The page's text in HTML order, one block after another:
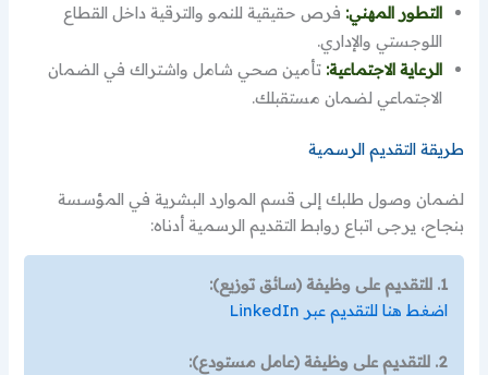
التطور المهني: فرص حقيقية للنمو والترقية داخل القطاع
اللوجستي والإداري.
الرعاية الاجتماعية: تأمين صحي شامل واشتراك في الضمان
الاجتماعي لضمان مستقبلك.
طريقة التقديم الرسمية
لضمان وصول طلبك إلى قسم الموارد البشرية في المؤسسة
بنجاح، يرجى اتباع روابط التقديم الرسمية أدناه:
1. للتقديم على وظيفة (سائق توزيع):
اضغط هنا للتقديم عبر LinkedIn
2. للتقديم على وظيفة (عامل مستودع):